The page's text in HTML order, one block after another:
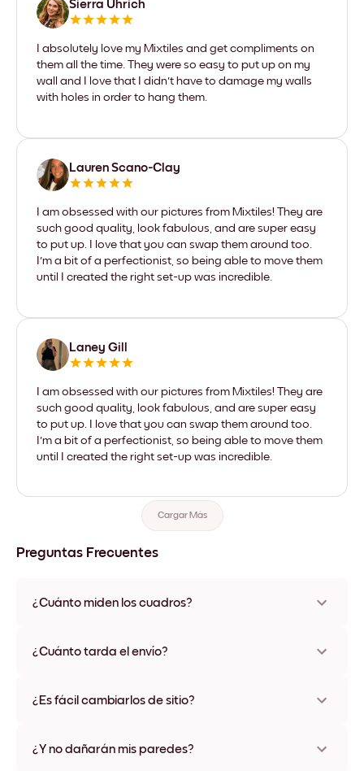
Sierra Uhrich
I absolutely love my Mixtiles and get compliments on
them all the time. They were so easy to put up on my
wall and I love that I didn't have to damage my walls
with holes in order to hang them.
Lauren Scano-Clay
I am obsessed with our pictures from Mixtiles! They are
such good quality, look fabulous, and are super easy
to put up. I love that you can swap them around too.
I'm a bit of a perfectionist, so being able to move them
until I created the right set-up was incredible.
Laney Gill
I am obsessed with our pictures from Mixtiles! They are
such good quality, look fabulous, and are super easy
to put up. I love that you can swap them around too.
I'm a bit of a perfectionist, so being able to move them
until I created the right set-up was incredible.
Cargar Más
Preguntas Frecuentes
¿Cuánto miden los cuadros?
varios materiales y colores de marco, incluidas opciones sin
¿Cuánto tarda el envío?
disponibles en algunos países. Te enviaremos un número de
¿Es fácil cambiarlos de sitio?
ningún daño
¿Y no dañarán mis paredes?